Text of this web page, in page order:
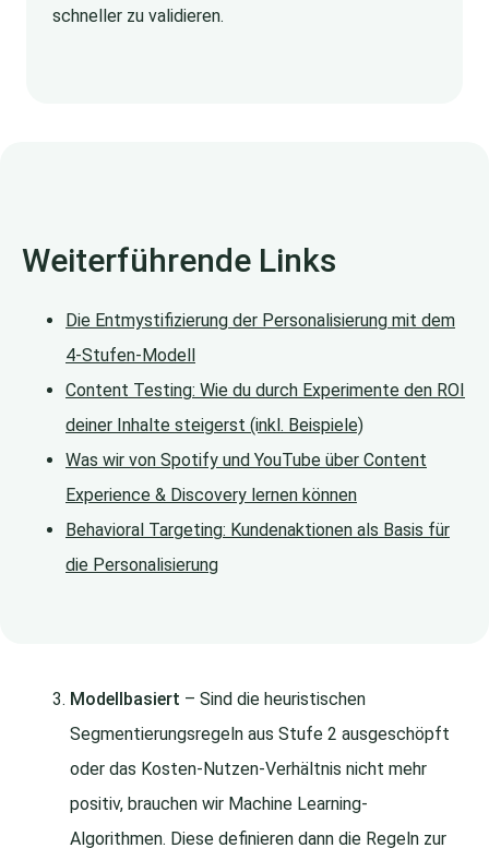
schneller zu validieren.
Weiterführende Links
Die Entmystifizierung der Personalisierung mit dem
4-Stufen-Modell
Content Testing: Wie du durch Experimente den ROI
deiner Inhalte steigerst (inkl. Beispiele)
Was wir von Spotify und YouTube über Content
Experience & Discovery lernen können
Behavioral Targeting: Kundenaktionen als Basis für
die Personalisierung
Modellbasiert – Sind die heuristischen
Segmentierungsregeln aus Stufe 2 ausgeschöpft
oder das Kosten-Nutzen-Verhältnis nicht mehr
positiv, brauchen wir Machine Learning-
Algorithmen. Diese definieren dann die Regeln zur